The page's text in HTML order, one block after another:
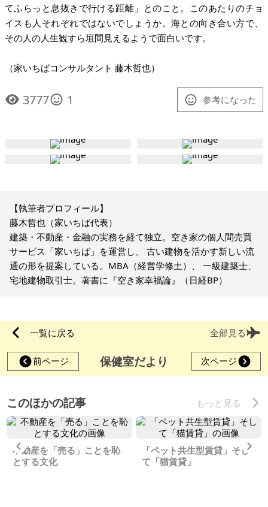
てふらっと息抜きで行ける距離」とのこと。このあたりのチョ
イスも人それぞれではないでしょうか。海との向き合い方で、
その人の人生観すら垣間見えるようで面白いです。
（家いちばコンサルタント 藤木哲也）
3777 1 参考になった
【執筆者プロフィール】
藤木哲也（家いちば代表）
建築・不動産・金融の実務を経て独立。空き家の個人間売買
サービス「家いちば」を運営し、 古い建物を活かす新しい流
通の形を提案している。MBA（経営学修土）、 一級建築士、
宅地建物取引士。著書に『空き家幸福論』（日経BP）
一覧に戻る 全部見る
前ページ 保健室だより 次ページ
このほかの記事 もっと見る
Previous
不動産を「売る」ことを恥
とする文化
「ペット共生型賃貸」そし
て「猫賃貸」